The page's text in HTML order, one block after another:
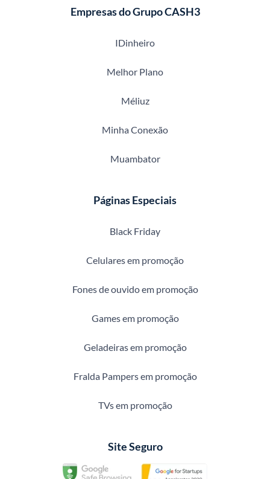
Empresas do Grupo CASH3
IDinheiro
Melhor Plano
Méliuz
Minha Conexão
Muambator
Páginas Especiais
Black Friday
Celulares em promoção
Fones de ouvido em promoção
Games em promoção
Geladeiras em promoção
Fralda Pampers em promoção
TVs em promoção
Site Seguro